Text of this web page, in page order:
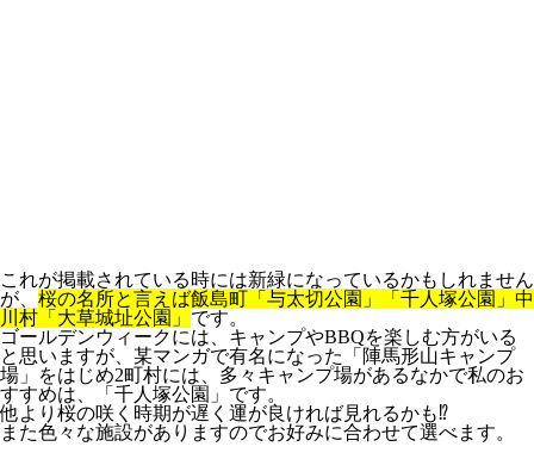
これが掲載されている時には新緑になっているかもしれません
が、 桜の名所と言えば飯島町「与太切公園」「千人塚公園」中
川村「大草城址公園」 です。
ゴールデンウィークには、キャンプやBBQを楽しむ方がいる
と思いますが、某マンガで有名になった「陣馬形山キャンプ
場」をはじめ2町村には、多々キャンプ場があるなかで私のお
すすめは、「千人塚公園」です。
他より桜の咲く時期が遅く運が良ければ見れるかも⁉
また色々な施設がありますのでお好みに合わせて選べます。